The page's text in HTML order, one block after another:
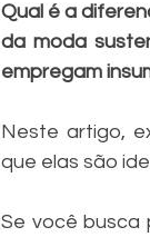
Qual é a
da moda
empregam
Neste artigo,
que elas são
Se você busca